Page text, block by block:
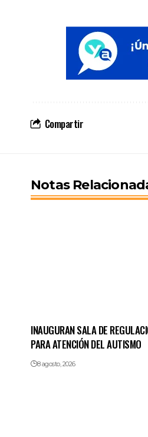
Compartir
Notas
INAUGURAN SALA DE
PARA ATENCIÓN DEL AUTISMO
8 agosto, 2026